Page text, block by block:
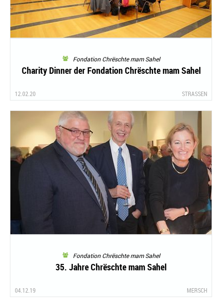
Fondation Chrëschte mam Sahel
Charity Dinner der Fondation Chrëschte mam Sahel
12.02.20 STRASSEN
Fondation Chrëschte mam Sahel
35. Jahre Chrëschte mam Sahel
04.12.19 MERSCH